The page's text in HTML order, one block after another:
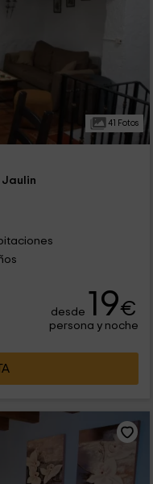
41 Fotos
Jaulin
desde 19€
persona y noche